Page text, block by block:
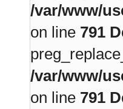
/var/www/
on line 791
/var/www/
on line 791